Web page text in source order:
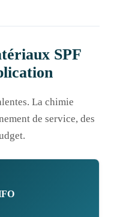
SPF
La chimie
de service, des